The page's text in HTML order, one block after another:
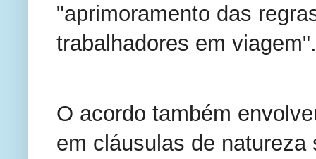
"aprimoramento das
trabalhadores em viagem".
O acordo também
em cláusulas de